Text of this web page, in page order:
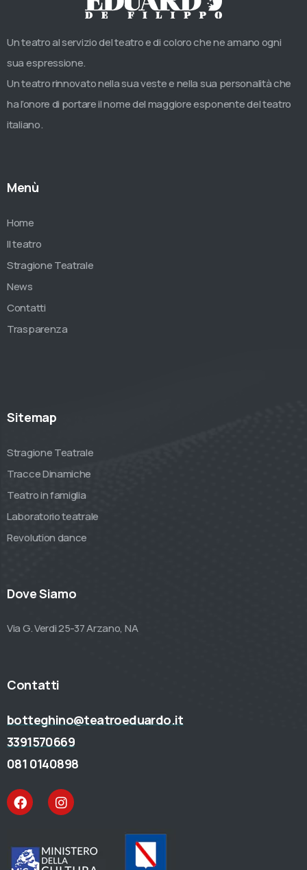
Un teatro al servizio del teatro e di coloro che ne amano ogni
sua espressione.
Un teatro rinnovato nella sua veste e nella sua personalità che
ha l’onore di portare il nome del maggiore esponente del teatro
italiano.
Menù
Home
Il teatro
Stragione Teatrale
News
Contatti
Trasparenza
Sitemap
Stragione Teatrale
Tracce Dinamiche
Teatro in famiglia
Laboratorio teatrale
Revolution dance
Dove Siamo
Via G. Verdi 25-37 Arzano, NA
Contatti
botteghino@teatroeduardo.it
3391570669
081 0140898